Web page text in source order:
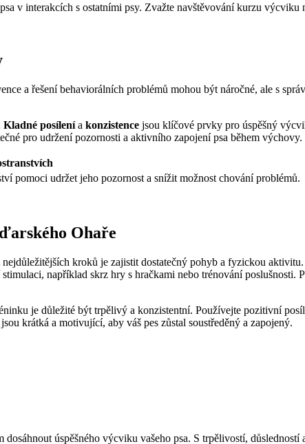
v interakcích s ostatními psy. Zvažte navštěvování kurzu
a řešení behaviorálních problémů mohou být náročné, ale s
Kladné posílenía konzistence jsou klíčové prvky pro úspěšný
pro udržení pozornosti a aktivního zapojení psa během výchovy.
pomoci udržet jeho pozornost a snížit možnost chování problémů.
Ohaře
kroků je zajistit dostatečný pohyb a fyzickou
například skrz hry s hračkami nebo trénování poslušnosti.
je důležité být trpělivý a konzistentní. Používejte pozitivní
krátká a motivující, aby váš pes zůstal soustředěný a zapojený.
úspěšného výcviku vašeho psa. S trpělivostí,